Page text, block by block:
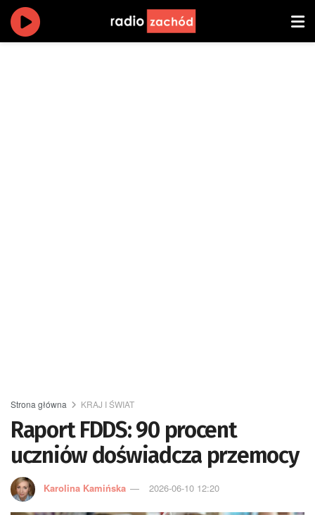
Strona główna KRAJ I ŚWIAT
Raport FDDS: 90 procent
uczniów doświadcza przemocy
Karolina Kamińska 2026-06-10 12:20